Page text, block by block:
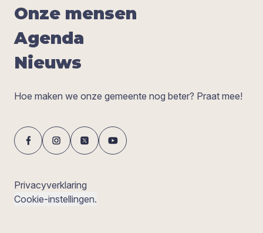
Onze men­sen
Agen­da
Nieuws
Hoe maken we onze gemeente nog beter? Praat mee!
Privacyverklaring
Cookie-instellingen.